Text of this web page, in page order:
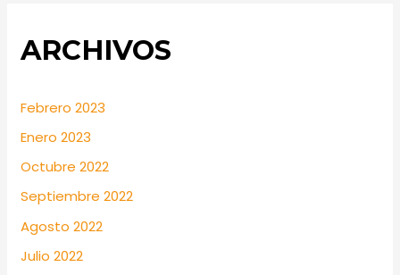
ARCHIVOS
Febrero 2023
Enero 2023
Octubre 2022
Septiembre 2022
Agosto 2022
Julio 2022